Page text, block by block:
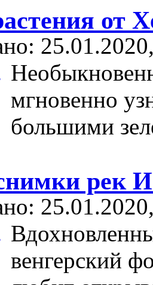
от
мгновенно
большими
рек
венгерский